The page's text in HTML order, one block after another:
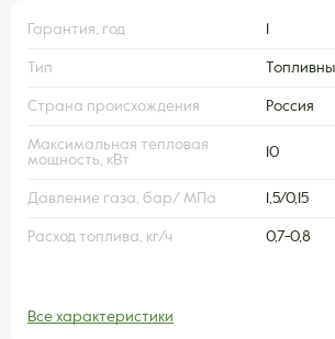
Гарантия, год
Тип
Страна происхождения Россия
Максимальная тепловая
мощность, кВт
10
Давление газа, бар/ МПа 1,5/0,15
Расход топлива, кг/ч 0,7-0,8
Все характеристики